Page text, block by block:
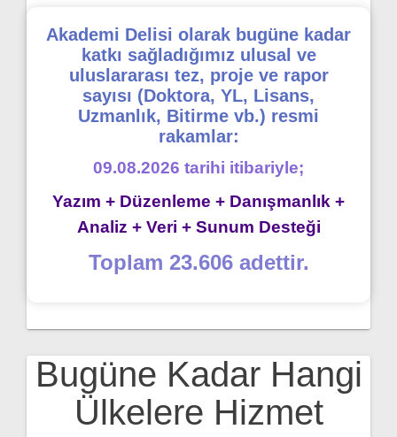
Akademi Delisi olarak bugüne kadar
katkı sağladığımız ulusal ve
uluslararası tez, proje ve rapor
sayısı (Doktora, YL, Lisans,
Uzmanlık, Bitirme vb.) resmi
rakamlar:
09.08.2026 tarihi itibariyle;
Yazım + Düzenleme + Danışmanlık +
Analiz + Veri + Sunum Desteği
Toplam 23.606 adettir.
Bugüne Kadar Hangi
Ülkelere Hizmet